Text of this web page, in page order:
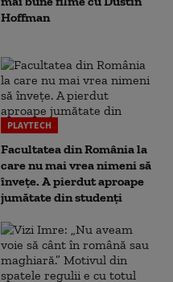
Hoffman
PLAYTECH
Facultatea din România la
care nu mai vrea nimeni să
înveţe. A pierdut aproape
jumătate din studenţi